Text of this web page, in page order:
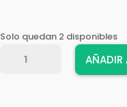
Solo quedan 2 disponibles
SAFER
AÑADIR